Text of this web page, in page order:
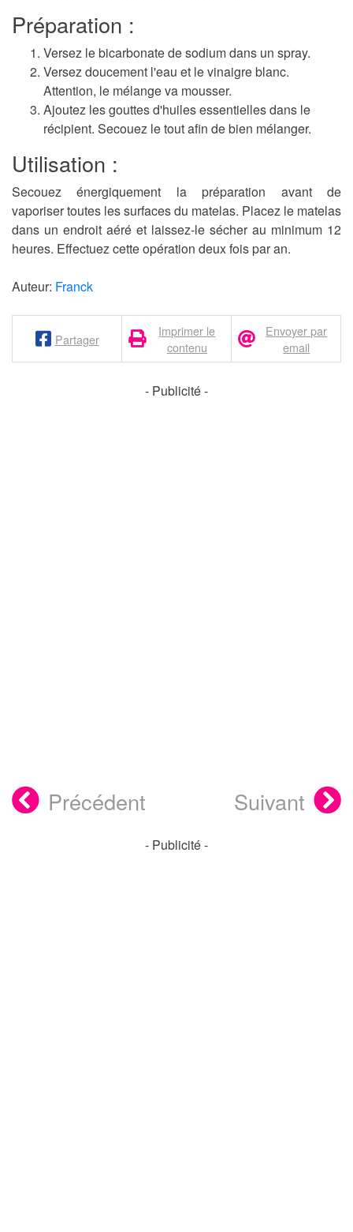
Préparation :
Versez le bicarbonate de sodium dans un spray.
Versez doucement l'eau et le vinaigre blanc.
Attention, le mélange va mousser.
Ajoutez les gouttes d'huiles essentielles dans le
récipient. Secouez le tout afin de bien mélanger.
Utilisation :
Secouez énergiquement la préparation avant de
vaporiser toutes les surfaces du matelas. Placez le matelas
dans un endroit aéré et laissez-le sécher au minimum 12
heures. Effectuez cette opération deux fois par an.
Auteur: Franck
Partager
Imprimer le
contenu
Envoyer par
email
- Publicité -
Précédent Suivant
- Publicité -